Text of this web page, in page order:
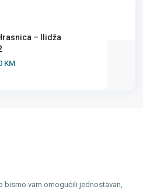
– Ilidža
KM
bismo vam omogućili jednostavan,